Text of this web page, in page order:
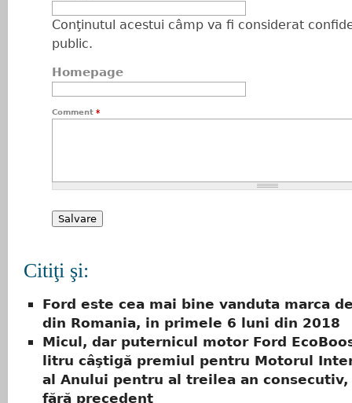
Conţinutul acestui câmp va fi considerat
public.
Homepage
Comment *
Citiţi şi:
Ford este cea mai bine vanduta marca
din Romania, in primele 6 luni din 2018
Micul, dar puternicul motor Ford
litru câştigă premiul pentru Motorul
al Anului pentru al treilea an consecutiv,
fără precedent